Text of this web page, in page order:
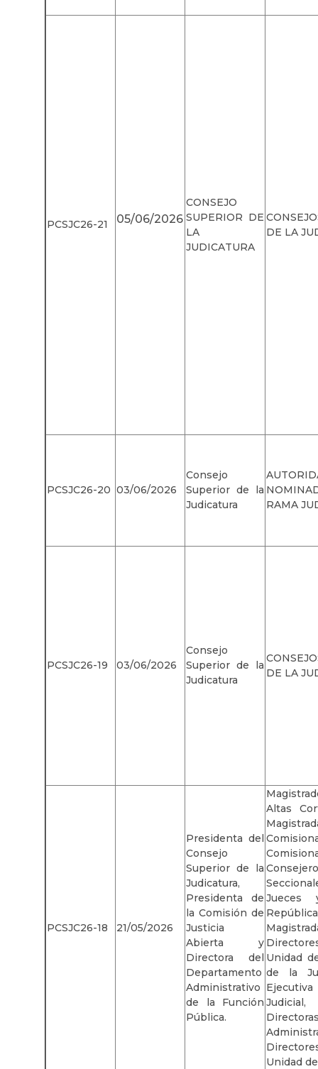
PCSJC26-21 05/06/2026
CONSEJO
SUPERIOR DE
LA
JUDICATURA
DE LA
PCSJC26-20 03/06/2026
Consejo
Superior de la
Judicatura
RAMA
PCSJC26-19 03/06/2026
Consejo
Superior de la
Judicatura
DE LA
PCSJC26-18 21/05/2026
Presidenta del
Consejo
Superior de la
Judicatura,
Presidenta de
la Comisión de
Justicia
Abierta y
Directora del
Departamento
Administrativo
de la Función
Pública.
Altas
Unidad
de la
Unidad